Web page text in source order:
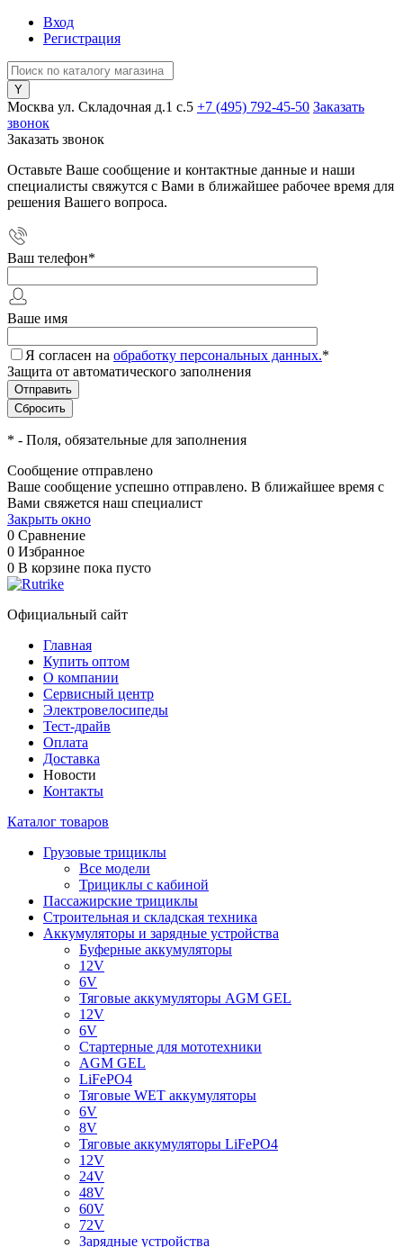
Вход
Регистрация
Москва ул. Складочная д.1 c.5 +7 (495) 792-45-50 Заказать
звонок
Заказать звонок
Оставьте Ваше сообщение и контактные данные и наши
специалисты свяжутся с Вами в ближайшее рабочее время для
решения Вашего вопроса.
Ваш телефон*
Ваше имя
Я согласен на обработку персональных данных.*
Защита от автоматического заполнения
* - Поля, обязательные для заполнения
Сообщение отправлено
Ваше сообщение успешно отправлено. В ближайшее время с
Вами свяжется наш специалист
Закрыть окно
0 Сравнение
0 Избранное
0 В корзине пока пусто
Официальный сайт
Главная
Купить оптом
О компании
Сервисный центр
Электровелосипеды
Тест-драйв
Оплата
Доставка
Новости
Контакты
Каталог товаров
Грузовые трициклы
Все модели
Трициклы с кабиной
Пассажирские трициклы
Строительная и складская техника
Аккумуляторы и зарядные устройства
Буферные аккумуляторы
12V
6V
Тяговые аккумуляторы AGM GEL
12V
6V
Стартерные для мототехники
AGM GEL
LiFePO4
Тяговые WET аккумуляторы
6V
8V
Тяговые аккумуляторы LiFePO4
12V
24V
48V
60V
72V
Зарядные устройства